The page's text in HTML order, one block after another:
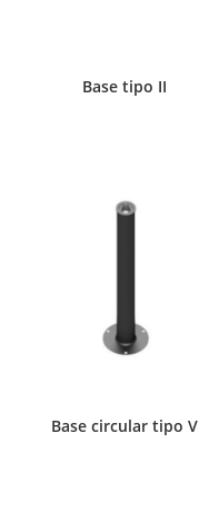
Base tipo II
Base circular tipo V